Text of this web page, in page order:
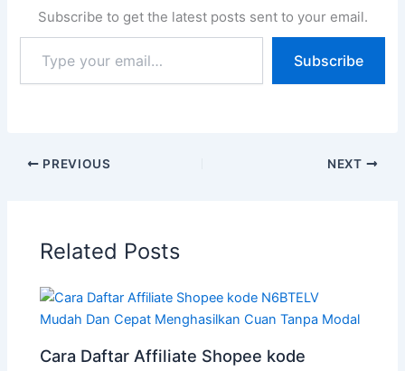
Subscribe to get the latest posts sent to your email.
Subscribe
PREVIOUS NEXT
Related Posts
Cara Daftar Affiliate Shopee kode